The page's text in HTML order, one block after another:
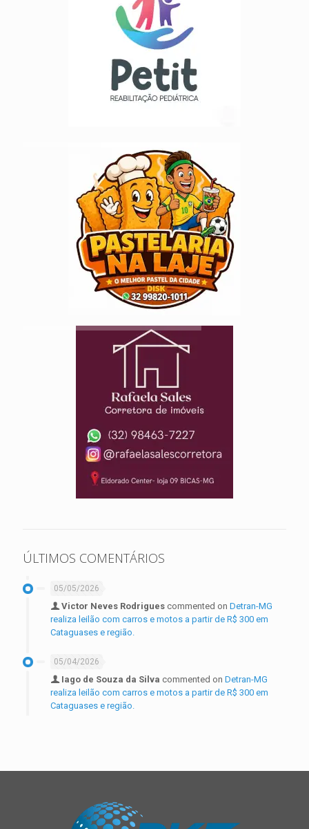
ÚLTIMOS COMENTÁRIOS
05/05/2026
Victor Neves Rodrigues commented on Detran-MG
realiza leilão com carros e motos a partir de R$ 300 em
Cataguases e região.
05/04/2026
Iago de Souza da Silva commented on Detran-MG
realiza leilão com carros e motos a partir de R$ 300 em
Cataguases e região.